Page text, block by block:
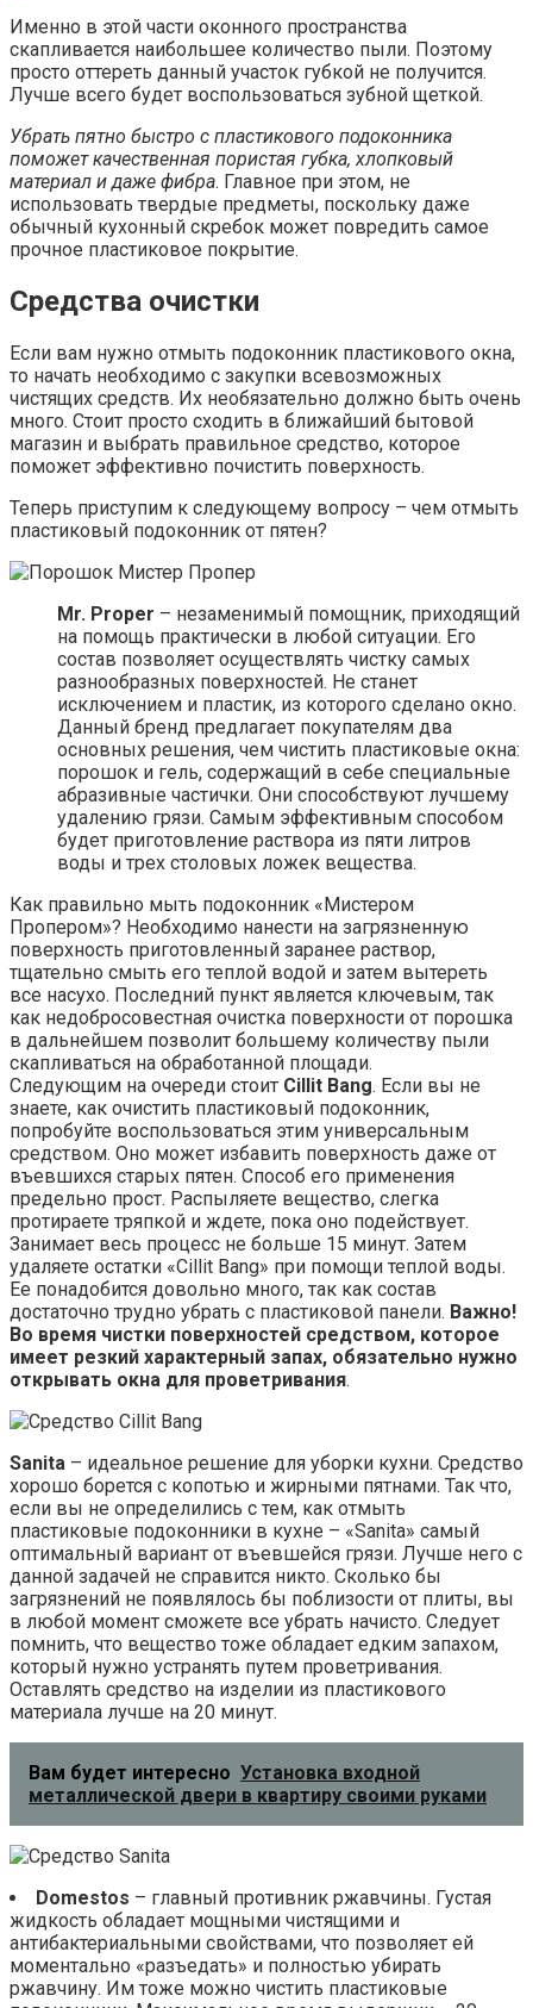
Именно в этой части оконного пространства
скапливается наибольшее количество пыли. Поэтому
просто оттереть данный участок губкой не получится.
Лучше всего будет воспользоваться зубной щеткой.
Убрать пятно быстро с пластикового подоконника
поможет качественная пористая губка, хлопковый
материал и даже фибра. Главное при этом, не
использовать твердые предметы, поскольку даже
обычный кухонный скребок может повредить самое
прочное пластиковое покрытие.
Средства очистки
Если вам нужно отмыть подоконник пластикового окна,
то начать необходимо с закупки всевозможных
чистящих средств. Их необязательно должно быть очень
много. Стоит просто сходить в ближайший бытовой
магазин и выбрать правильное средство, которое
поможет эффективно почистить поверхность.
Теперь приступим к следующему вопросу – чем отмыть
пластиковый подоконник от пятен?
Mr. Proper – незаменимый помощник, приходящий
на помощь практически в любой ситуации. Его
состав позволяет осуществлять чистку самых
разнообразных поверхностей. Не станет
исключением и пластик, из которого сделано окно.
Данный бренд предлагает покупателям два
основных решения, чем чистить пластиковые окна:
порошок и гель, содержащий в себе специальные
абразивные частички. Они способствуют лучшему
удалению грязи. Самым эффективным способом
будет приготовление раствора из пяти литров
воды и трех столовых ложек вещества.
Как правильно мыть подоконник «Мистером
Пропером»? Необходимо нанести на загрязненную
поверхность приготовленный заранее раствор,
тщательно смыть его теплой водой и затем вытереть
все насухо. Последний пункт является ключевым, так
как недобросовестная очистка поверхности от порошка
в дальнейшем позволит большему количеству пыли
скапливаться на обработанной площади.
Следующим на очереди стоит Cillit Bang. Если вы не
знаете, как очистить пластиковый подоконник,
попробуйте воспользоваться этим универсальным
средством. Оно может избавить поверхность даже от
въевшихся старых пятен. Способ его применения
предельно прост. Распыляете вещество, слегка
протираете тряпкой и ждете, пока оно подействует.
Занимает весь процесс не больше 15 минут. Затем
удаляете остатки «Cillit Bang» при помощи теплой воды.
Ее понадобится довольно много, так как состав
достаточно трудно убрать с пластиковой панели. Важно!
Во время чистки поверхностей средством, которое
имеет резкий характерный запах, обязательно нужно
открывать окна для проветривания.
Sanita – идеальное решение для уборки кухни. Средство
хорошо борется с копотью и жирными пятнами. Так что,
если вы не определились с тем, как отмыть
пластиковые подоконники в кухне – «Sanita» самый
оптимальный вариант от въевшейся грязи. Лучше него с
данной задачей не справится никто. Сколько бы
загрязнений не появлялось бы поблизости от плиты, вы
в любой момент сможете все убрать начисто. Следует
помнить, что вещество тоже обладает едким запахом,
который нужно устранять путем проветривания.
Оставлять средство на изделии из пластикового
материала лучше на 20 минут.
Вам будет интересно Установка входной
металлической двери в квартиру своими руками
Domestos – главный противник ржавчины. Густая
жидкость обладает мощными чистящими и
антибактериальными свойствами, что позволяет ей
моментально «разъедать» и полностью убирать
ржавчину. Им тоже можно чистить пластиковые